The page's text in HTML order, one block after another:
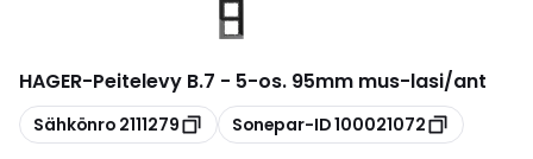
HAGER-Peitelevy B.7 - 5-os. 95mm mus-lasi/ant
Kopioi
Sähkönro 2111279 Kopioi
Sonepar-ID100021072